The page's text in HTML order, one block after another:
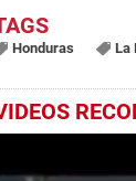
Honduras La